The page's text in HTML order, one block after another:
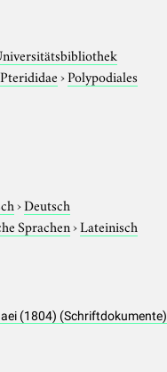
Pterididae›Polypodiales
›Deutsch
Sprachen›Lateinisch
(1804) (Schriftdokumente)